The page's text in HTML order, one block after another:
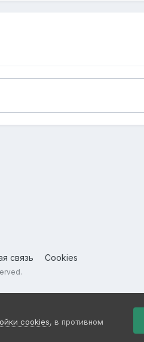
связь Cookies
cookies, в противном